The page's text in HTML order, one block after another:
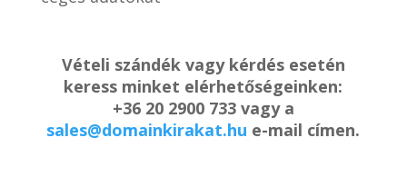
Vételi szándék vagy kérdés esetén
keress minket elérhetőségeinken:
+36 20 2900 733 vagy a
sales@domainkirakat.hu e-mail címen.